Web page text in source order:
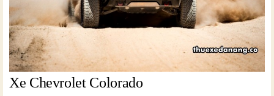
Xe Chevrolet Colorado